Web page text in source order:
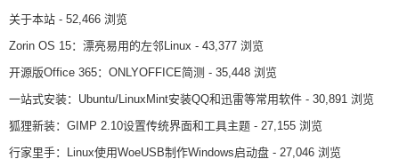
关于本站 - 52,466 浏览
Zorin OS 15：漂亮易用的左邻Linux - 43,377 浏览
开源版Office 365：ONLYOFFICE简测 - 35,448 浏览
一站式安装：Ubuntu/LinuxMint安装QQ和迅雷等常用软件 - 30,891 浏览
狐狸新装：GIMP 2.10设置传统界面和工具主题 - 27,155 浏览
行家里手：Linux使用WoeUSB制作Windows启动盘 - 27,046 浏览